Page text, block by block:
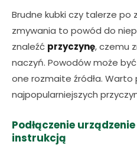
Brudne kubki czy talerze po
zmywania to powód do
znaleźć przyczynę, czemu
naczyń. Powodów może
one rozmaite źródła. Warto
najpopularniejszych
Podłączenie
instrukcją